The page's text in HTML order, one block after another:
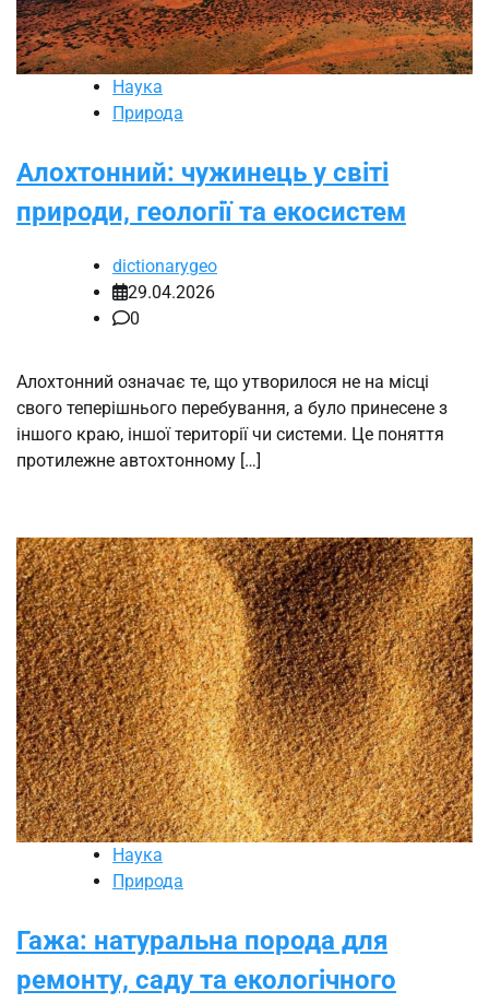
Наука
Природа
Алохтонний: чужинець у світі
природи, геології та екосистем
dictionarygeo
29.04.2026
0
Алохтонний означає те, що утворилося не на місці
свого теперішнього перебування, а було принесене з
іншого краю, іншої території чи системи. Це поняття
протилежне автохтонному […]
Наука
Природа
Гажа: натуральна порода для
ремонту, саду та екологічного